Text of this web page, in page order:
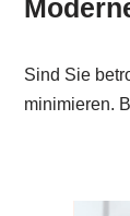
Sind Sie
minimieren.